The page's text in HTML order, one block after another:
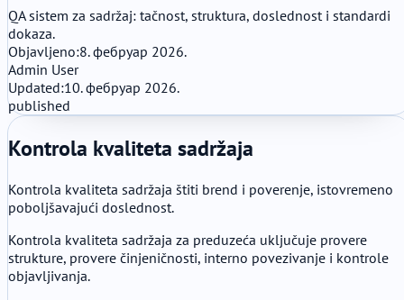
QA sistem za sadržaj: tačnost, struktura, doslednost i standardi
dokaza.
Objavljeno:8. фебруар 2026.
Admin User
Updated:10. фебруар 2026.
published
Kontrola kvaliteta sadržaja
Kontrola kvaliteta sadržaja štiti brend i poverenje, istovremeno
poboljšavajući doslednost.
Kontrola kvaliteta sadržaja za preduzeća uključuje provere
strukture, provere činjeničnosti, interno povezivanje i kontrole
objavljivanja.